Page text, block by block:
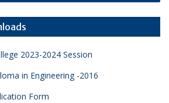
2023-2024 Session
in Engineering -2016
Form